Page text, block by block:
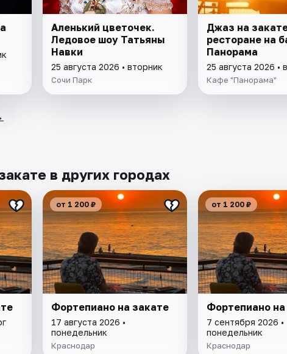
Аленький цветочек.
Ледовое шоу Татьяны
Навки
25 августа 2026 • вторник
Сочи Парк
Джаз на
ресторане на
Панорама
25 августа 2026 •
Кафе "Панорама"
в других городах
от 1 200 ₽
Фортепиано на закате
17 августа 2026 •
понедельник
Краснодар
от 1 200 ₽
Фортепиано на
7 сентября 2026 •
понедельник
Краснодар